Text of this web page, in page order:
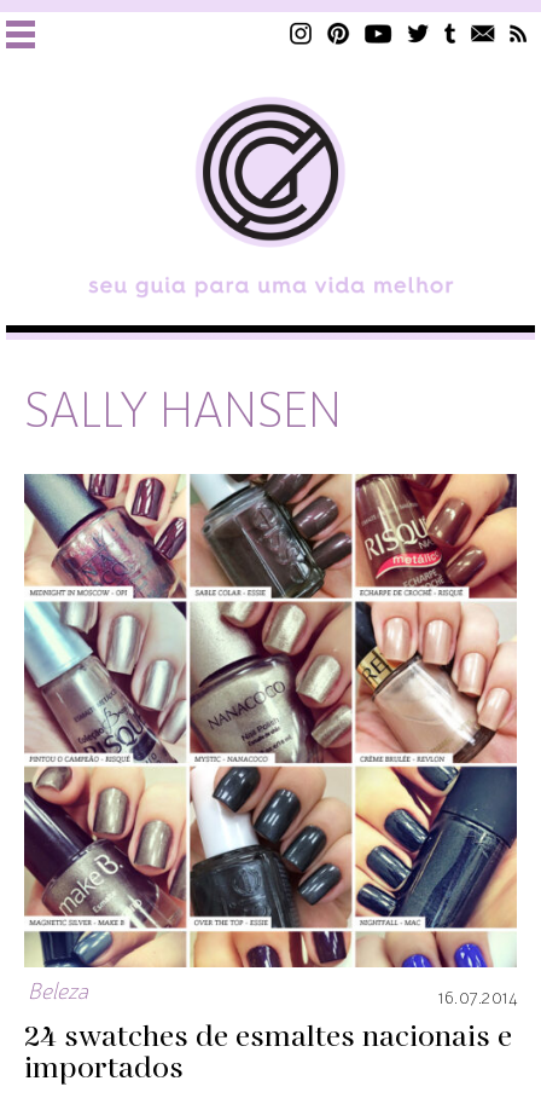
SALLY HANSEN
Beleza 16.07.2014
24 swatches de esmaltes nacionais e
importados